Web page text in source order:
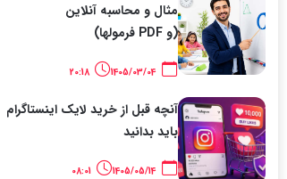
مثال و محاسبه آنلاین
(و PDF فرمولها)
1405/03/04
20:18
آنچه قبل از خرید لایک اینستاگرام
باید بدانید
1405/05/14
08:01